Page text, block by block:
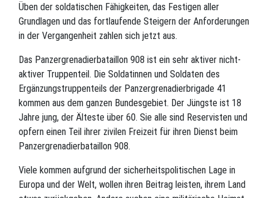
Üben der soldatischen Fähigkeiten, das Festigen aller
Grundlagen und das fortlaufende Steigern der Anforderungen
in der Vergangenheit zahlen sich jetzt aus.
Das Panzergrenadierbataillon 908 ist ein sehr aktiver nicht-
aktiver Truppenteil. Die Soldatinnen und Soldaten des
Ergänzungstruppenteils der Panzergrenadierbrigade 41
kommen aus dem ganzen Bundesgebiet. Der Jüngste ist 18
Jahre jung, der Älteste über 60. Sie alle sind Reservisten und
opfern einen Teil ihrer zivilen Freizeit für ihren Dienst beim
Panzergrenadierbataillon 908.
Viele kommen aufgrund der sicherheitspolitischen Lage in
Europa und der Welt, wollen ihren Beitrag leisten, ihrem Land